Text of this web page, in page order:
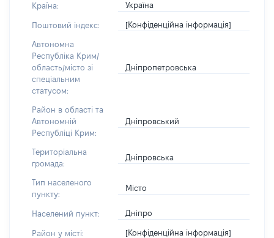
Країна: Україна
Поштовий індекс: [Конфіденційна інформація]
Автономна
Республіка Крим/
область/місто зі
спеціальним
статусом:
Дніпропетровська
Район в області та
Автономній
Республіці Крим:
Дніпровський
Територіальна
громада:
Дніпровська
Тип населеного
пункту:
Місто
Населений пункт: Дніпро
Район у місті: [Конфіденційна інформація]